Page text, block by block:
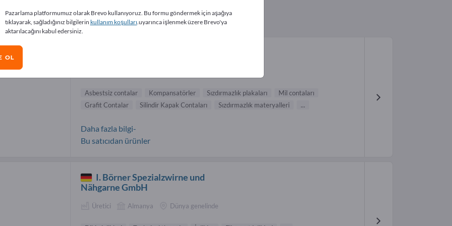
iplikler Tedarikçiler (4)
Asbestsiz contalar Kompansatörler Sızdırmazlık plakaları
Mil contaları
Grafit Contalar
Silindir Kapak Contaları Sızdırmazlık materyalleri ...
Daha fazla bilgi-
Bu satıcıdan ürünler
I. Börner Spezialzwirne und
Nähgarne GmbH
Üretici Almanya Dünya genelinde
Pazarlama platformumuz olarak Brevo kullanıyoruz. Bu formu göndermek için aşağıya
tıklayarak, sağladığınız bilgilerin kullanım koşulları.uyarınca işlenmek üzere Brevo'ya
aktarılacağını kabul edersiniz.
OL